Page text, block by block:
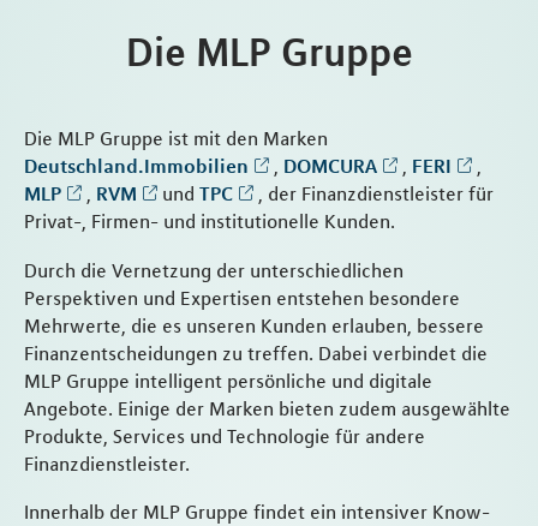
Die MLP Gruppe
Die MLP Gruppe ist mit den Marken
Deutschland.Immobilien
DOMCURA FERI
MLP
RVM und TPC
, der Finanzdienstleister für
Privat-, Firmen- und institutionelle Kunden.
Durch die Vernetzung der unterschiedlichen
Perspektiven und Expertisen entstehen besondere
Mehrwerte, die es unseren Kunden erlauben, bessere
Finanzentscheidungen zu treffen. Dabei verbindet die
MLP Gruppe intelligent persönliche und digitale
Angebote. Einige der Marken bieten zudem ausgewählte
Produkte, Services und Technologie für andere
Finanzdienstleister.
Innerhalb der MLP Gruppe findet ein intensiver Know-